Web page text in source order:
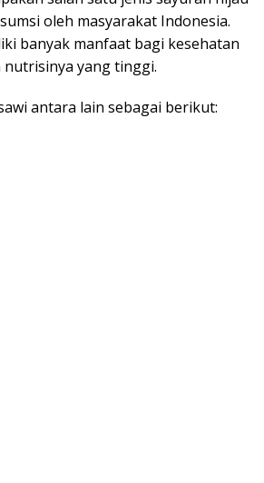
oleh masyarakat Indonesia.
banyak manfaat bagi kesehatan
yang tinggi.
antara lain sebagai berikut: